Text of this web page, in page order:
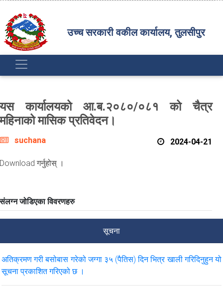
उच्च सरकारी वकील कार्यालय, तुलसीपुर
यस कार्यालयको आ.ब.२०८०/०८१ को चैत्र
महिनाको मासिक प्रतिवेदन।
suchana 2024-04-21
Download गर्नुहोस् ।
संलग्न जोडिएका विवरणहरु
सूचना
अतिक्रमण गरी बसोबास गरेको जग्गा ३५ (पैतिस) दिन भित्र खाली गरिदिनुहुन यो
सूचना प्रकाशित गरिएको छ ।